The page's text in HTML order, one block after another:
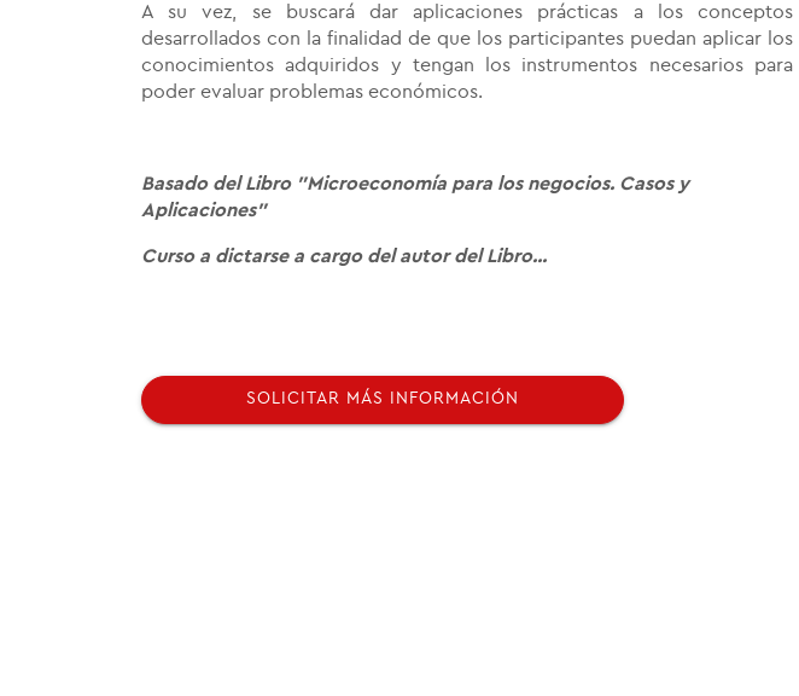
A su vez, se buscará dar aplicaciones prácticas a los conceptos
desarrollados con la finalidad de que los participantes puedan aplicar los
conocimientos adquiridos y tengan los instrumentos necesarios para
poder evaluar problemas económicos.
Basado del Libro "Microeconomía para los negocios. Casos y
Aplicaciones"
Curso a dictarse a cargo del autor del Libro...
SOLICITAR MÁS INFORMACIÓN